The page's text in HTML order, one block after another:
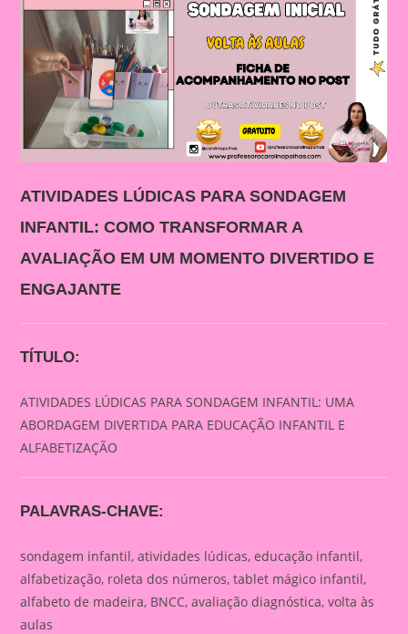
ATIVIDADES LÚDICAS PARA SONDAGEM
INFANTIL: COMO TRANSFORMAR A
AVALIAÇÃO EM UM MOMENTO DIVERTIDO E
ENGAJANTE
TÍTULO:
ATIVIDADES LÚDICAS PARA SONDAGEM INFANTIL: UMA
ABORDAGEM DIVERTIDA PARA EDUCAÇÃO INFANTIL E
ALFABETIZAÇÃO
PALAVRAS-CHAVE:
sondagem infantil, atividades lúdicas, educação infantil,
alfabetização, roleta dos números, tablet mágico infantil,
alfabeto de madeira, BNCC, avaliação diagnóstica, volta às
aulas